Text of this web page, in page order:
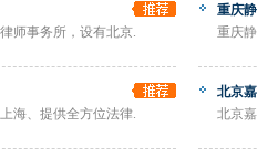
师事务所，设有北京.
重庆
重庆
海、提供全方位法律.
北京
北京